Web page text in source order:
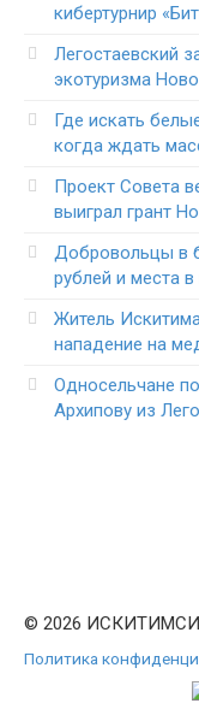
кибертурнир
Легостаевский
экотуризма
Где искать
когда ждать
Проект Совета
выиграл грант
Добровольцы в
рублей и места в
Житель
нападение на
Односельчане
Архипову из
© 2026
Политика